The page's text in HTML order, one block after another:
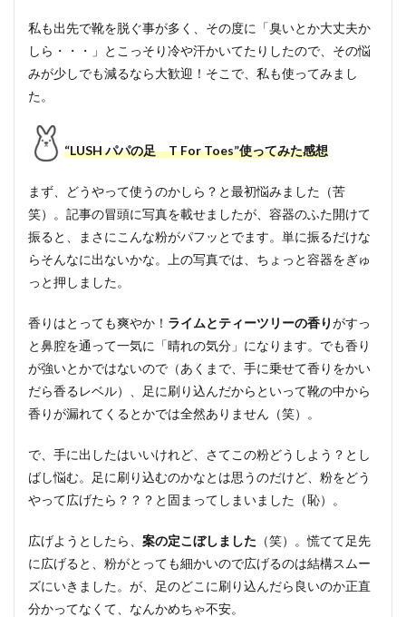
私も出先で靴を脱ぐ事が多く、その度に「臭いとか大丈夫か
しら・・・」とこっそり冷や汗かいてたりしたので、その悩
みが少しでも減るなら大歓迎！そこで、私も使ってみまし
た。
“LUSH パパの足 T For Toes”使ってみた感想
まず、どうやって使うのかしら？と最初悩みました（苦
笑）。記事の冒頭に写真を載せましたが、容器のふた開けて
振ると、まさにこんな粉がパフッとでます。単に振るだけな
らそんなに出ないかな。上の写真では、ちょっと容器をぎゅ
っと押しました。
香りはとっても爽やか！ ライムとティーツリーの香りがすっ
と鼻腔を通って一気に「晴れの気分」になります。でも香り
が強いとかではないので（あくまで、手に乗せて香りをかい
だら香るレベル）、足に刷り込んだからといって靴の中から
香りが漏れてくるとかでは全然ありません（笑）。
で、手に出したはいいけれど、さてこの粉どうしよう？とし
ばし悩む。足に刷り込むのかなとは思うのだけど、粉をどう
やって広げたら？？？と固まってしまいました（恥）。
広げようとしたら、 案の定こぼしました （笑）。慌てて足先
に広げると、粉がとっても細かいので広げるのは結構スムー
ズにいきました。が、足のどこに刷り込んだら良いのか正直
分かってなくて、なんかめちゃ不安。